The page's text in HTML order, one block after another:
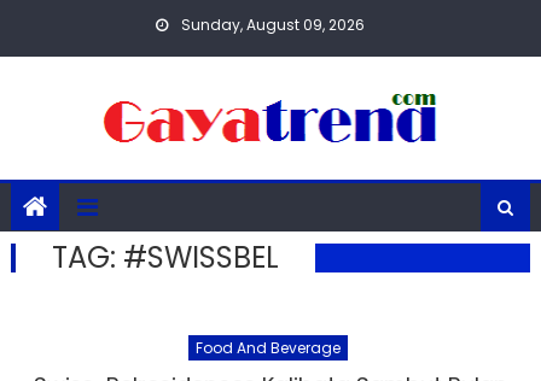
Sunday, August 09, 2026
TAG: #SWISSBEL
Food And Beverage